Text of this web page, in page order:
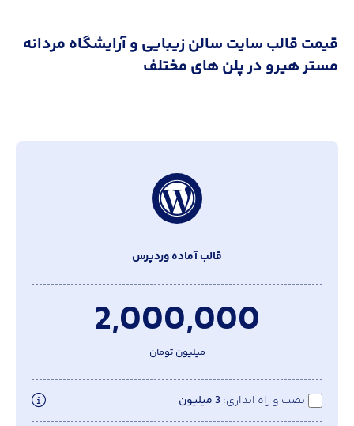
قیمت قالب سایت سالن زیبایی و آرایشگاه مردانه
مستر هیرو در پلن های مختلف
قالب آماده وردپرس
2,000,000
میلیون تومان
نصب و راه اندازی 3 میلیون